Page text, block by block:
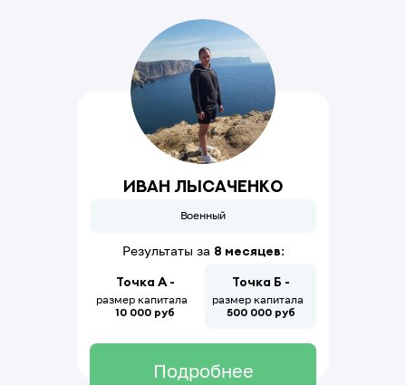
Иван Лысаченко
Военный
Результаты за 8 месяцев:
Точка А - Точка Б -
размер капитала
10 000 руб
размер капитала
500 000 руб
Подробнее